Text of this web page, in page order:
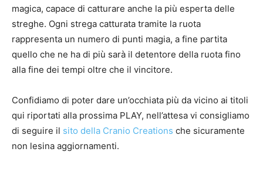
magica, capace di catturare anche la più esperta delle
streghe. Ogni strega catturata tramite la ruota
rappresenta un numero di punti magia, a fine partita
quello che ne ha di più sarà il detentore della ruota fino
alla fine dei tempi oltre che il vincitore.
Confidiamo di poter dare un’occhiata più da vicino ai titoli
qui riportati alla prossima PLAY, nell’attesa vi consigliamo
di seguire il sito della Cranio Creations che sicuramente
non lesina aggiornamenti.